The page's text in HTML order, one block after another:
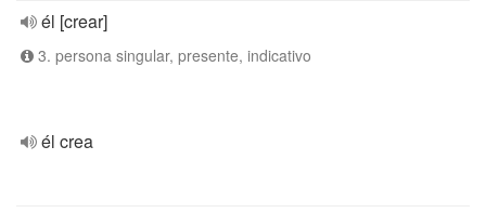
él [crear]
3. persona singular, presente, indicativo
él crea